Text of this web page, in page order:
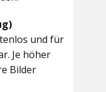
und für
Je höher
Bilder